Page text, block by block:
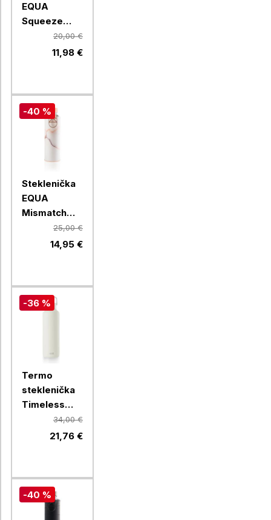
EQUA
Squeeze
Feather, 550
20,00 €
11,98 €
-40 %
Steklenička
EQUA
Mismatch
Lava, 750 ml
25,00 €
14,95 €
-36 %
Termo
steklenička
Timeless
Equa, 600
ml, bela
34,00 €
21,76 €
-40 %